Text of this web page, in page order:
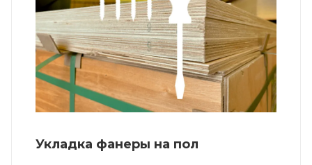
Укладка фанеры на пол